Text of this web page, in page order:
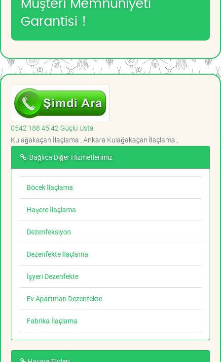
Müşteri Memnuniyeti
Garantisi !
0542 188 45 42 Güçlü Usta
Kulağakaçan İlaçlama , Ankara Kulağakaçan İlaçlama ,
Bağlıca Diğer Hizmetlerimiz
Böcek İlaçlama
Haşere İlaçlama
Dezenfeksiyon
Dezenfekte İlaçlama
İşyeri Dezenfekte
Ev Apartman Dezenfekte
Fabrika İlaçlama